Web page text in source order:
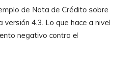
de Nota de Crédito sobre
versión 4.3. Lo que hace a nivel
negativo contra el